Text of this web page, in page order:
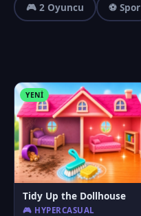
🎮 2 Oyuncu ⚽ Spor
YENI
Tidy Up the Dollhouse
🎮 HYPERCASUAL